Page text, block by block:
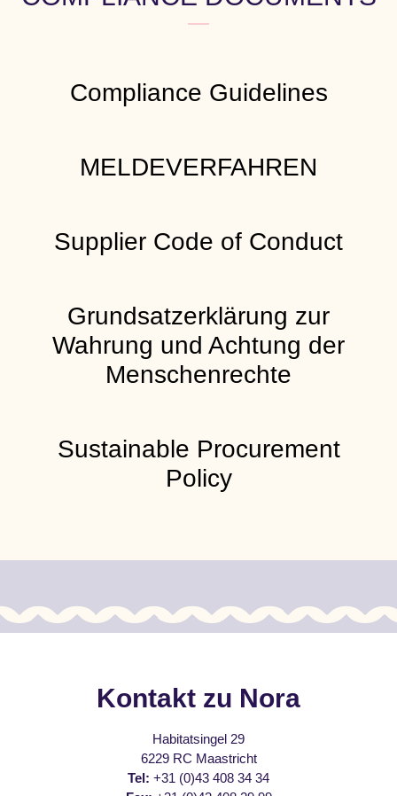
Compliance Guidelines
MELDEVERFAHREN
Supplier Code of Conduct
Grundsatzerklärung zur
Wahrung und Achtung der
Menschenrechte
Sustainable Procurement
Policy
Kontakt zu Nora
Habitatsingel 29
6229 RC Maastricht
Tel: +31 (0)43 408 34 34